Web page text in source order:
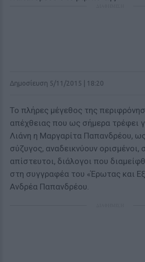
Δημοσίευση 5/11/2015 | 18:20
Το πλήρες μέγεθος της
απέχθειας που ως σήμερα τρέφει
Λιάνη η Μαργαρίτα Παπανδρέου,
σύζυγος, αναδεικνύουν ορισμένοι,
απίστευτοι, διάλογοι που
στη συγγραφέα του «Έρωτας και
Ανδρέα Παπανδρέου.